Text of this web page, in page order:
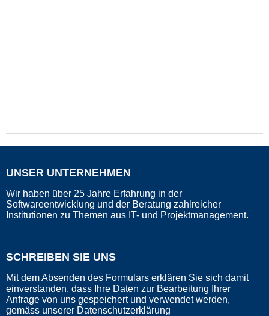
UNSER UNTERNEHMEN
Wir haben über 25 Jahre Erfahrung in der
Softwareentwicklung und der Beratung zahlreicher
Institutionen zu Themen aus IT- und Projektmanagement.
SCHREIBEN SIE UNS
Mit dem Absenden des Formulars erklären Sie sich damit
einverstanden, dass Ihre Daten zur Bearbeitung Ihrer
Anfrage von uns gespeichert und verwendet werden,
gemäss unserer Datenschutzerklärung